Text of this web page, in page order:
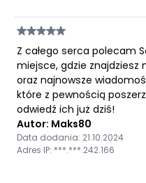
Z całego serca polecam
miejsce, gdzie znajdziesz
oraz najnowsze
które z pewnością
odwiedź ich już dziś!
Autor: Maks80
Data dodania: 21.10.2024
Adres IP: ***.***.242.166